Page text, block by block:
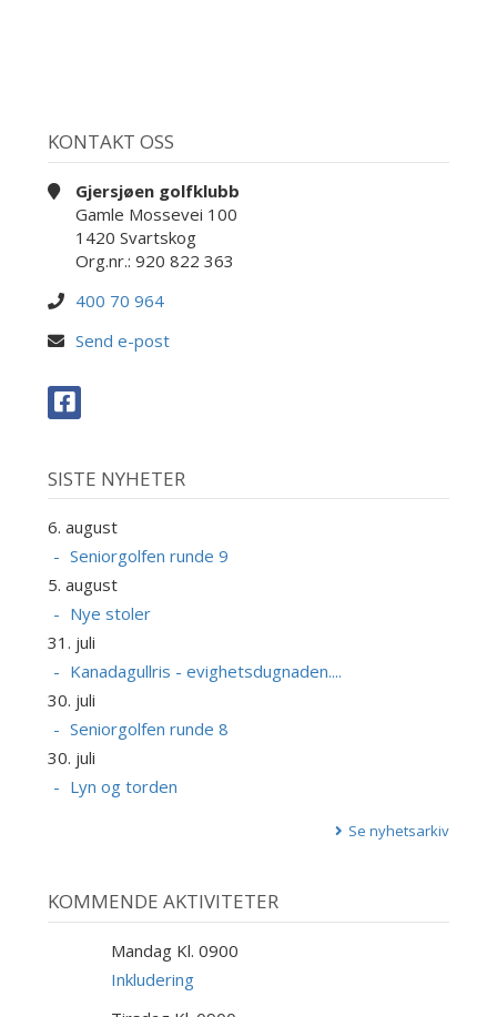
KONTAKT OSS
Gjersjøen golfklubb
Gamle Mossevei 100
1420 Svartskog
Org.nr.: 920 822 363
400 70 964
Send e-post
SISTE NYHETER
6. august
Seniorgolfen runde 9
5. august
Nye stoler
31. juli
Kanadagullris - evighetsdugnaden....
30. juli
Seniorgolfen runde 8
30. juli
Lyn og torden
Se nyhetsarkiv
KOMMENDE AKTIVITETER
Mandag Kl. 0900
Inkludering